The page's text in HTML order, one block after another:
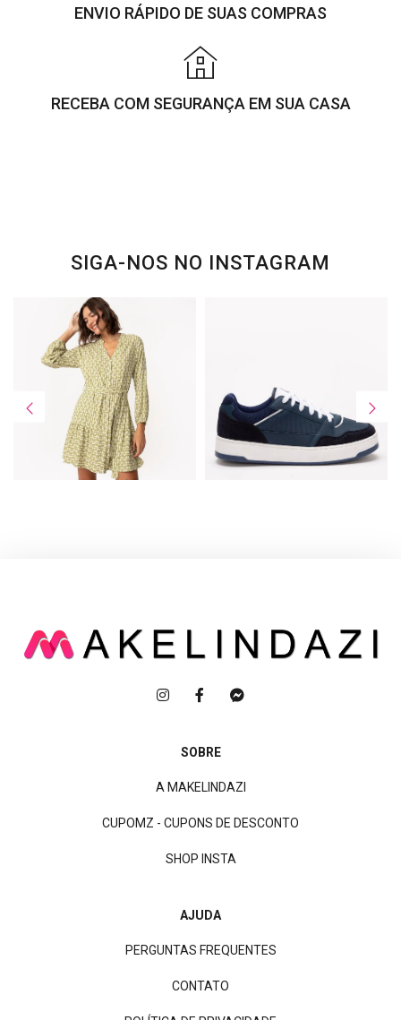
ENVIO RÁPIDO DE SUAS COMPRAS
RECEBA COM SEGURANÇA EM SUA CASA
SIGA-NOS NO INSTAGRAM
SOBRE
A MAKELINDAZI
CUPOMZ - CUPONS DE DESCONTO
SHOP INSTA
AJUDA
PERGUNTAS FREQUENTES
CONTATO